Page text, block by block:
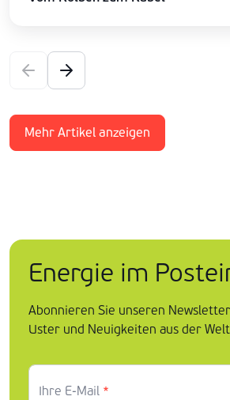
Mehr Artikel anzeigen
Energie im
Abonnieren Sie unseren
Uster und Neuigkeiten aus der
Ihre E-Mail *